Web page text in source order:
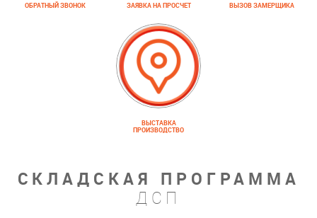
ОБРАТНЫЙ ЗВОНОК ЗАЯВКА НА ПРОСЧЕТ ВЫЗОВ ЗАМЕРЩИКА
ВЫСТАВКА
ПРОИЗВОДСТВО
СКЛАДСКАЯ ПРОГРАММА
ДСП